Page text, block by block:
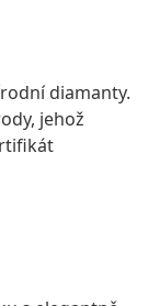
diamanty.
jehož